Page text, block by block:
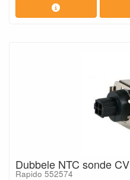
Dubbele NTC sonde CV
Rapido 552574